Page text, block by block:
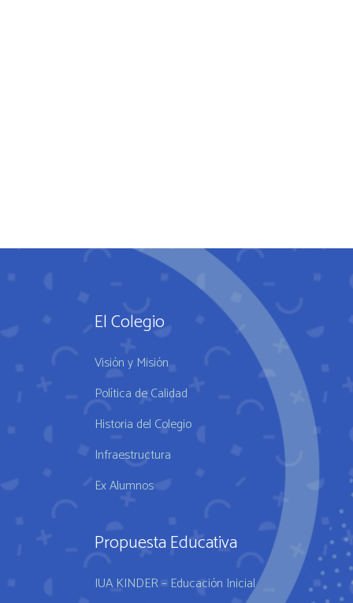
El Colegio
Visión y Misión
Política de Calidad
Historia del Colegio
Infraestructura
Ex Alumnos
Propuesta Educativa
IUA KINDER – Educación Inicial